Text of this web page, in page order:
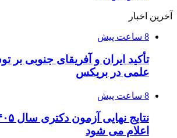
آخرین اخبار
8 ساعت پیش
تأکید ایران و آفریقای جنوبی بر
علمی در بریکس
8 ساعت پیش
اعلام می شود